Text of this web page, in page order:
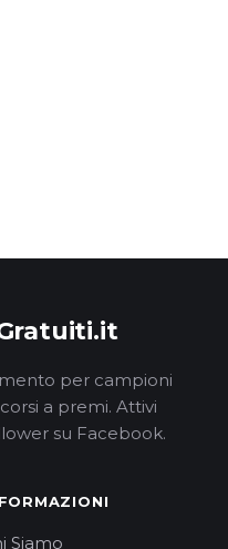
per campioni
a premi. Attivi
su Facebook.
Siamo